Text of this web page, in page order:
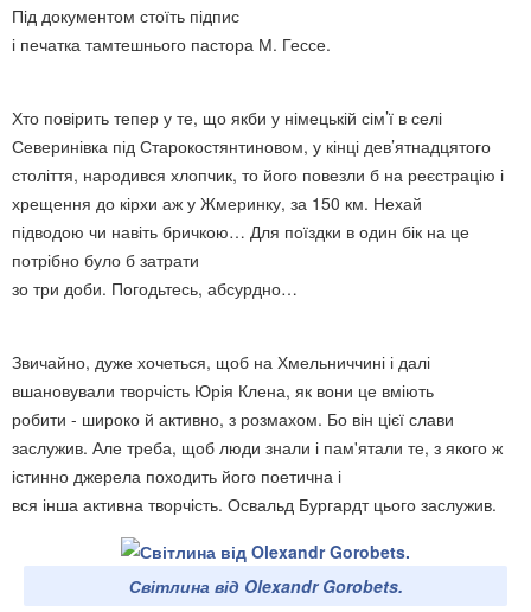
Під документом стоїть підпис
і печатка тамтешнього пастора М. Гессе.
Хто повірить тепер у те, що якби у німецькій сім’ї в селі
Северинівка під Старокостянтиновом, у кінці дев’ятнадцятого
століття, народився хлопчик, то його повезли б на реєстрацію і
хрещення до кірхи аж у Жмеринку, за 150 км. Нехай
підводою чи навіть бричкою… Для поїздки в один бік на це
потрібно було б затрати
зо три доби. Погодьтесь, абсурдно…
Звичайно, дуже хочеться, щоб на Хмельниччині і далі
вшановували творчість Юрія Клена, як вони це вміють
робити - широко й активно, з розмахом. Бо він цієї слави
заслужив. Але треба, щоб люди знали і пам'ятали те, з якого ж
істинно джерела походить його поетична і
вся інша активна творчість. Освальд Бургардт цього заслужив.
Світлина від Olexandr Gorobets.